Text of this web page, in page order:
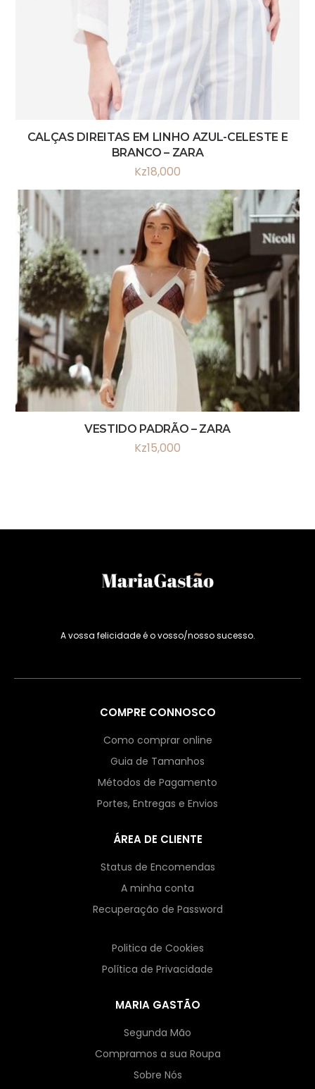
CALÇAS DIREITAS EM LINHO AZUL-CELESTE E
BRANCO – ZARA
Kz18,000
VESTIDO PADRÃO – ZARA
Kz15,000
A vossa felicidade é o vosso/nosso sucesso.
COMPRE CONNOSCO
Como comprar online
Guia de Tamanhos
Métodos de Pagamento
Portes, Entregas e Envios
ÁREA DE CLIENTE
Status de Encomendas
A minha conta
Recuperação de Password
Politica de Cookies
Política de Privacidade
MARIA GASTÃO
Segunda Mão
Compramos a sua Roupa
Sobre Nós